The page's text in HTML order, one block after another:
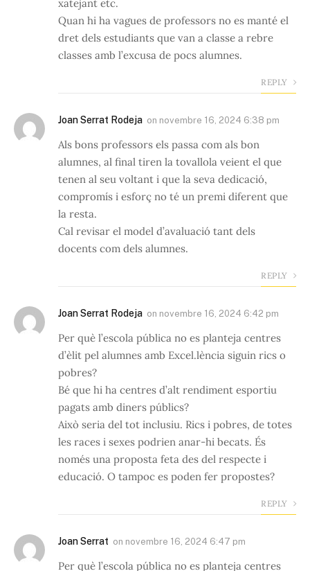
xatejant etc.
Quan hi ha vagues de professors no es manté el
dret dels estudiants que van a classe a rebre
classes amb l’excusa de pocs alumnes.
REPLY
Joan Serrat Rodeja on novembre 16, 2024 6:38 pm
Als bons professors els passa com als bon
alumnes, al final tiren la tovallola veient el que
tenen al seu voltant i que la seva dedicació,
compromís i esforç no té un premi diferent que
la resta.
Cal revisar el model d’avaluació tant dels
docents com dels alumnes.
REPLY
Joan Serrat Rodeja on novembre 16, 2024 6:42 pm
Per què l’escola pública no es planteja centres
d’èlit pel alumnes amb Excel.lència siguin rics o
pobres?
Bé que hi ha centres d’alt rendiment esportiu
pagats amb diners públics?
Això seria del tot inclusiu. Rics i pobres, de totes
les races i sexes podrien anar-hi becats. És
només una proposta feta des del respecte i
educació. O tampoc es poden fer propostes?
REPLY
Joan Serrat on novembre 16, 2024 6:47 pm
Per què l’escola pública no es planteja centres